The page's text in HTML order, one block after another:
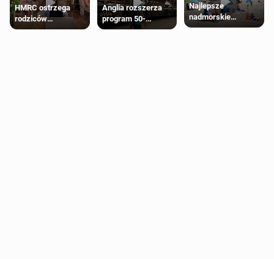
HMRC ostrzega
rodziców
pobierających Child
Anglia rozszerza
program 50-
procentowych
Najlepsze
nadmorskie
miasteczko blisko